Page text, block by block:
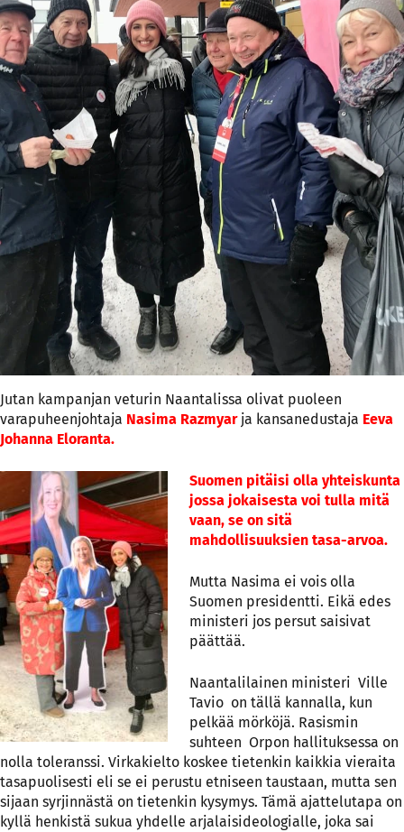
Jutan kampanjan veturin Naantalissa olivat puoleen
varapuheenjohtaja Nasima Razmyarja kansanedustaja Eeva
Johanna Eloranta.
Suomen pitäisi olla yhteiskunta
jossa jokaisesta voi tulla mitä
vaan, se on sitä
mahdollisuuksien tasa-arvoa.
Mutta Nasima ei vois olla
Suomen presidentti. Eikä edes
ministeri jos persut saisivat
päättää.
Naantalilainen ministeri Ville
Tavio on tällä kannalla, kun
pelkää mörköjä. Rasismin
suhteen Orpon hallituksessa on
nolla toleranssi. Virkakielto koskee tietenkin kaikkia vieraita
tasapuolisesti eli se ei perustu etniseen taustaan, mutta sen
sijaan syrjinnästä on tietenkin kysymys. Tämä ajattelutapa on
kyllä henkistä sukua yhdelle arjalaisideologialle, joka sai